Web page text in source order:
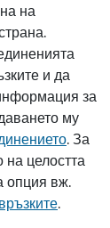
на
и да
за
му
. За
целостта
опция вж.
.